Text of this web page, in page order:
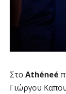
Στο Athéneé
Γιώργου